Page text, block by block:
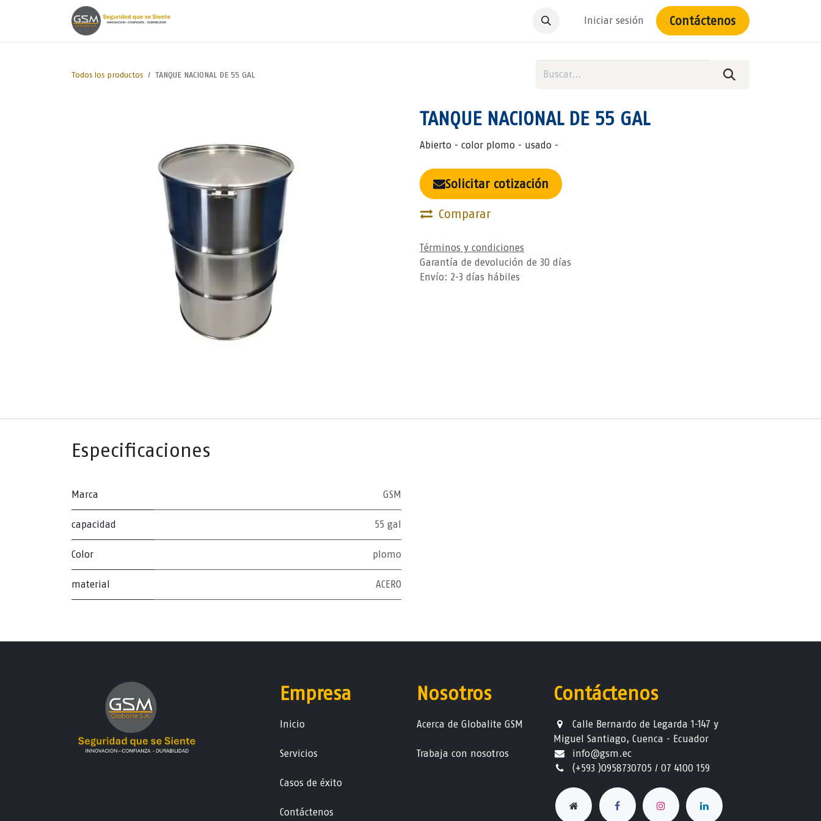
Ir al contenido
Iniciar sesión Contáctenos
Todos los productos TANQUE NACIONAL DE 55 GAL
TANQUE NACIONAL DE 55 GAL
Abierto - color plomo - usado -
Solicitar cotización
Comparar
Términos y condiciones
Garantía de devolución de 30 días
Envío: 2-3 días hábiles
Especificaciones
Marca GSM
capacidad 55 gal
Color plomo
material ACERO
Contáctenos
Calle Bernardo de Legarda 1-147 y
Miguel Santiago, Cuenca - Ecuador
info@gsm.ec​
(+593 )0958730705 / 07 4100 159
Empresa
Ini​ci​o
Servicios
Casos de éxito
Contáctenos
Nosotros
Acerca de Globalite GSM
Trabaja con nosotros